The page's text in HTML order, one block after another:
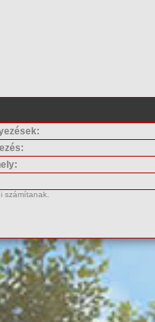
számítanak.